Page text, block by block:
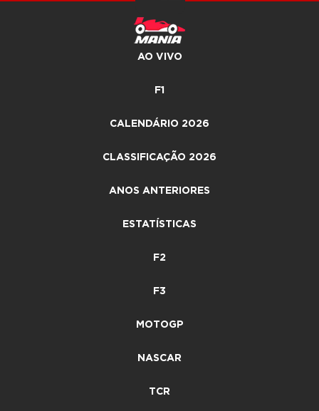
AO VIVO
F1
CALENDÁRIO 2026
CLASSIFICAÇÃO 2026
ANOS ANTERIORES
ESTATÍSTICAS
F2
F3
MOTOGP
NASCAR
TCR